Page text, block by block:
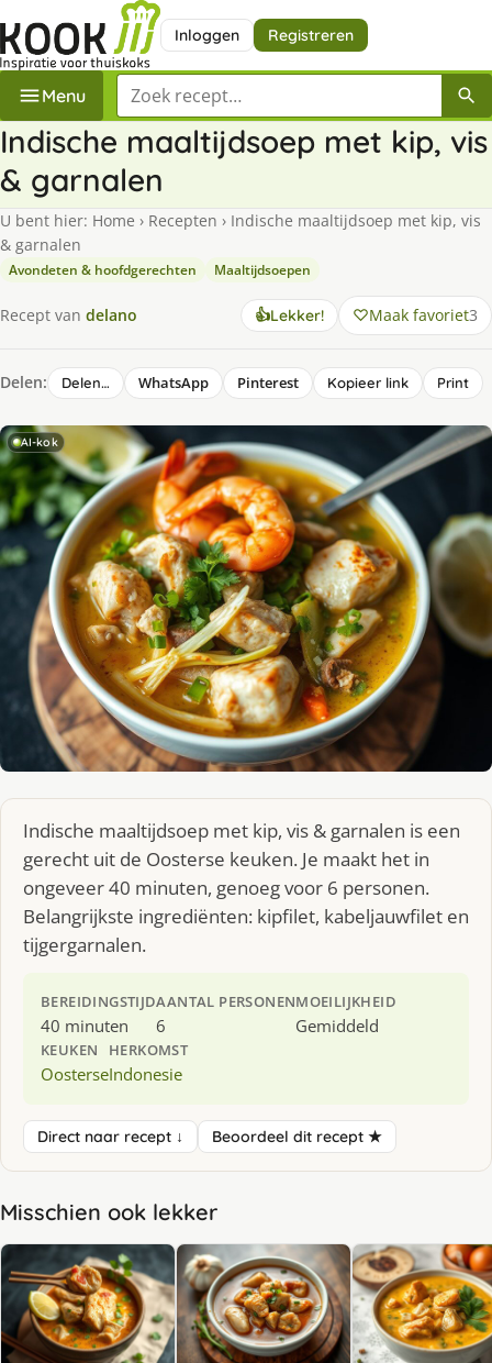
Inloggen Registreren
Menu Zoek een recept
Indische maaltijdsoep met kip, vis
& garnalen
U bent hier: Home › Recepten › Indische maaltijdsoep met kip, vis
& garnalen
Avondeten & hoofdgerechten Maaltijdsoepen
Recept van delano 👍Lekker! Maak favoriet3
Delen: Delen… WhatsApp Pinterest Kopieer link Print
AI-kok
Indische maaltijdsoep met kip, vis & garnalen is een
gerecht uit de Oosterse keuken. Je maakt het in
ongeveer 40 minuten, genoeg voor 6 personen.
Belangrijkste ingrediënten: kipfilet, kabeljauwfilet en
tijgergarnalen.
BEREIDINGSTIJD
40 minuten
AANTAL PERSONEN
6
MOEILIJKHEID
Gemiddeld
KEUKEN
Oosterse
HERKOMST
Indonesie
Direct naar recept ↓ Beoordeel dit recept ★
Misschien ook lekker